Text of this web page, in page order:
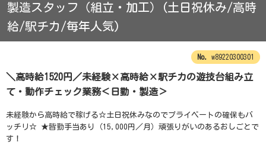
製造スタッフ（組立・加工）(土日祝休み/高時
給/駅チカ/毎年人気)
w89220300301
＼高時給1520円／未経験×高時給×駅チカの遊技台組み立
て・動作チェック業務＜日勤・製造＞
未経験から高時給で稼げる☆土日祝休みなのでプライベートの確保もバ
ッチリ☆ ★皆勤手当あり（15,000円／月）頑張りがいのあるおしごとで
す！